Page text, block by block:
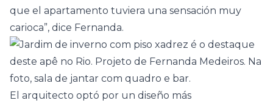
que el apartamento tuviera una sensación muy
carioca”, dice Fernanda.
El arquitecto optó por un diseño más